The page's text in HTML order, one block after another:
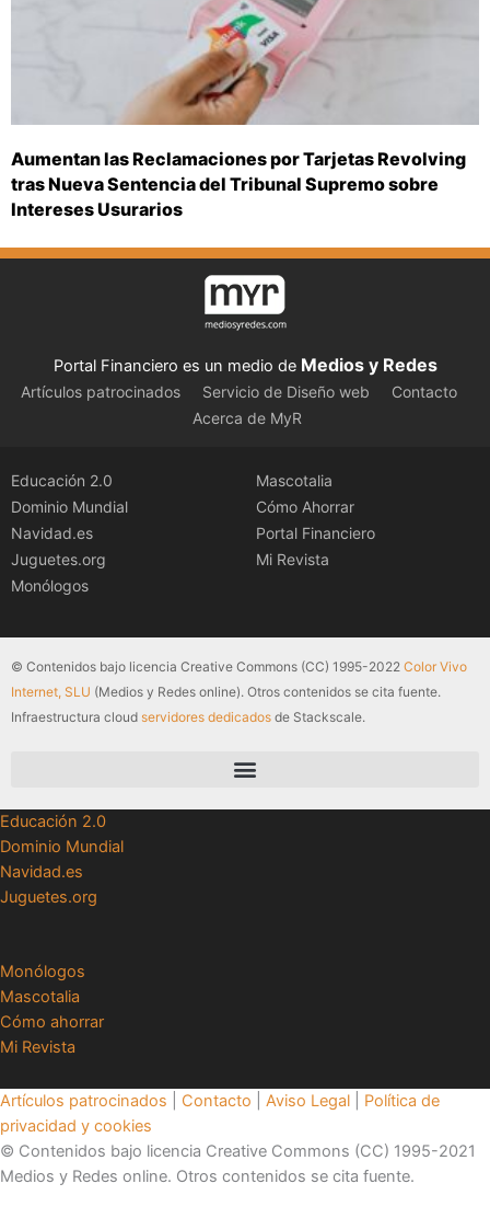
Aumentan las Reclamaciones por Tarjetas Revolving
tras Nueva Sentencia del Tribunal Supremo sobre
Intereses Usurarios
Portal Financiero es un medio de Medios y Redes
Artículos patrocinados Servicio de Diseño web
Contacto
Acerca de MyR
Educación 2.0
Dominio Mundial
Navidad.es
Juguetes.org
Monólogos
Mascotalia
Cómo Ahorrar
Portal Financiero
Mi Revista
© Contenidos bajo licencia Creative Commons (CC) 1995-2022 Color Vivo
Internet, SLU (Medios y Redes online). Otros contenidos se cita fuente.
Infraestructura cloud servidores dedicados de Stackscale.
Educación 2.0
Dominio Mundial
Navidad.es
Juguetes.org
Monólogos
Mascotalia
Cómo ahorrar
Mi Revista
Artículos patrocinados Contacto Aviso Legal
Política de
privacidad y cookies
© Contenidos bajo licencia Creative Commons (CC) 1995-2021
Medios y Redes online. Otros contenidos se cita fuente.